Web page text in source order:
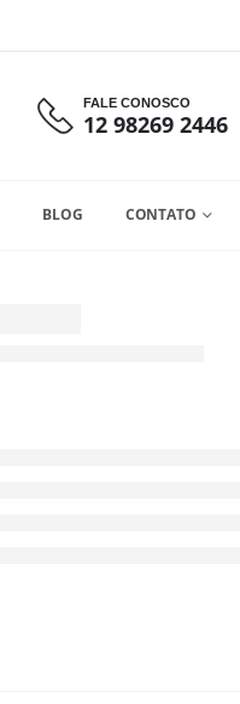
FALE CONOSCO
12 98269 2446
BLOG CONTATO